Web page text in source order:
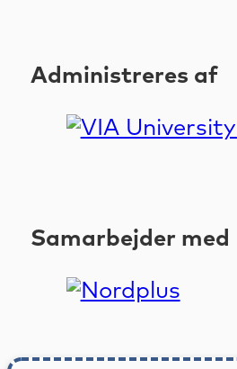
Administreres af
Samarbejder med